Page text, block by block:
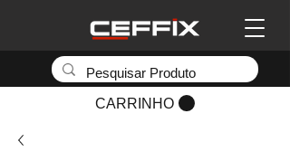
CARRINHO